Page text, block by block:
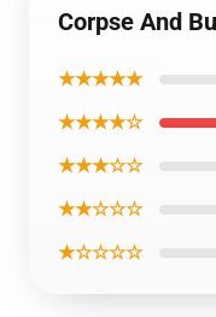
Corpse And
★★★★★
★★★★☆
★★★☆☆
★★☆☆☆
★☆☆☆☆